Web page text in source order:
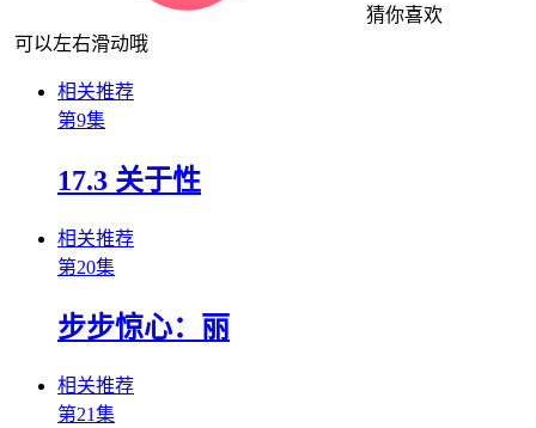
猜你喜欢
可以左右滑动哦
相关推荐
第9集
17.3 关于性
相关推荐
第20集
步步惊心：丽
相关推荐
第21集